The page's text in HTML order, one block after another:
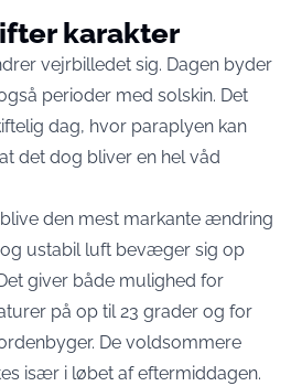
karakter
vejrbilledet sig. Dagen byder
perioder med solskin. Det
dag, hvor paraplyen kan
det dog bliver en hel våd
den mest markante ændring
ustabil luft bevæger sig op
giver både mulighed for
på op til 23 grader og for
De voldsommere
især i løbet af eftermiddagen.